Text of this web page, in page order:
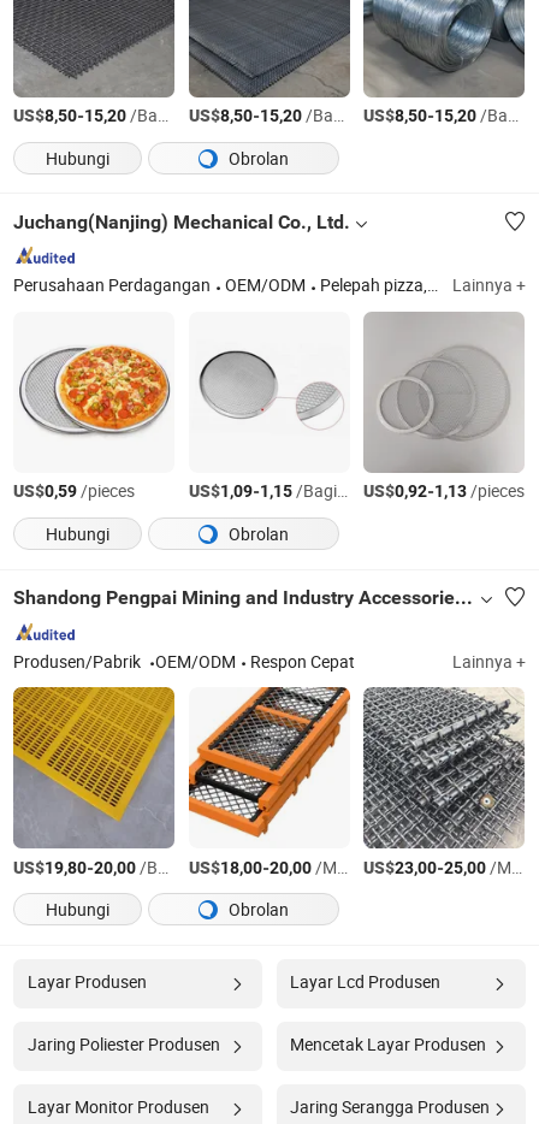
US$8,50-15,20/Bagian US$8,50-15,20/Bagian US$8,50-15,20/Bagian
Hubungi
Obrolan
Juchang(Nanjing) Mechanical Co., Ltd.
Perusahaan Perdagangan OEM/ODM Pelepah pizza, loyang pizza, loyang kue, pemotong pizza Lainnya +
US$0,59/pieces US$1,09-1,15/Bagian US$0,92-1,13/pieces
Hubungi
Obrolan
Shandong Pengpai Mining and Industry Accessories Co., LTD
Produsen/Pabrik OEM/ODM Respon Cepat Lainnya +
US$19,80-20,00/Bagian US$18,00-20,00/Meter persegi US$23,00-25,00/Meter persegi
Hubungi
Obrolan
Layar Produsen Layar Lcd Produsen
Jaring Poliester Produsen Mencetak Layar Produsen
Layar Monitor Produsen Jaring Serangga Produsen